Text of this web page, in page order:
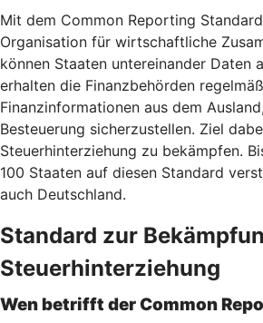
Mit dem Common Reporting
Organisation für wirtschaftliche
können Staaten untereinander Daten
erhalten die Finanzbehörden
Finanzinformationen aus dem
Besteuerung sicherzustellen. Ziel
Steuerhinterziehung zu bekämpfen.
100 Staaten auf diesen Standard
auch Deutschland.
Standard zur
Steuerhinterziehung
Wen betrifft der Common